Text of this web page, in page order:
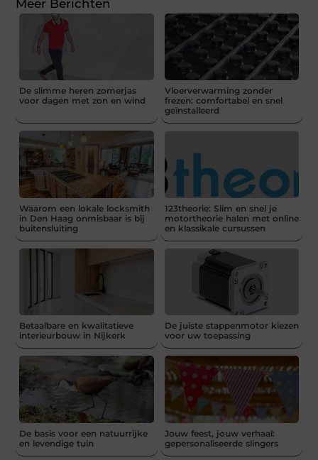
Meer Berichten
De slimme heren zomerjas
voor dagen met zon en wind
Vloerverwarming zonder
frezen: comfortabel en snel
geïnstalleerd
Waarom een lokale locksmith
in Den Haag onmisbaar is bij
buitensluiting
123theorie: Slim en snel je
motortheorie halen met online
en klassikale cursussen
Betaalbare en kwalitatieve
interieurbouw in Nijkerk
De juiste stappenmotor kiezen
voor uw toepassing
De basis voor een natuurrijke
en levendige tuin
Jouw feest, jouw verhaal:
gepersonaliseerde slingers